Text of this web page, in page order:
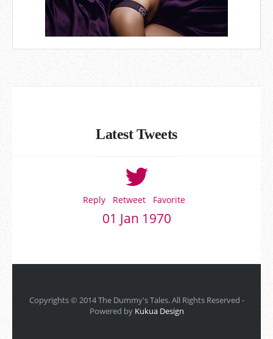
Latest Tweets
Reply Retweet Favorite
01 Jan 1970
Copyrights © 2014 The Dummy's Tales. All Rights Reserved -
Powered by Kukua Design